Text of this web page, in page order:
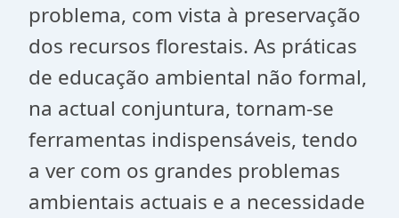
problema, com vista à preservação
dos recursos florestais. As práticas
de educação ambiental não formal,
na actual conjuntura, tornam-se
ferramentas indispensáveis, tendo
a ver com os grandes problemas
ambientais actuais e a necessidade